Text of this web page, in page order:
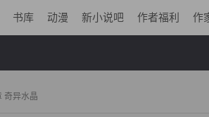
书库 动漫 新小说吧 作者福利 作
奇异水晶